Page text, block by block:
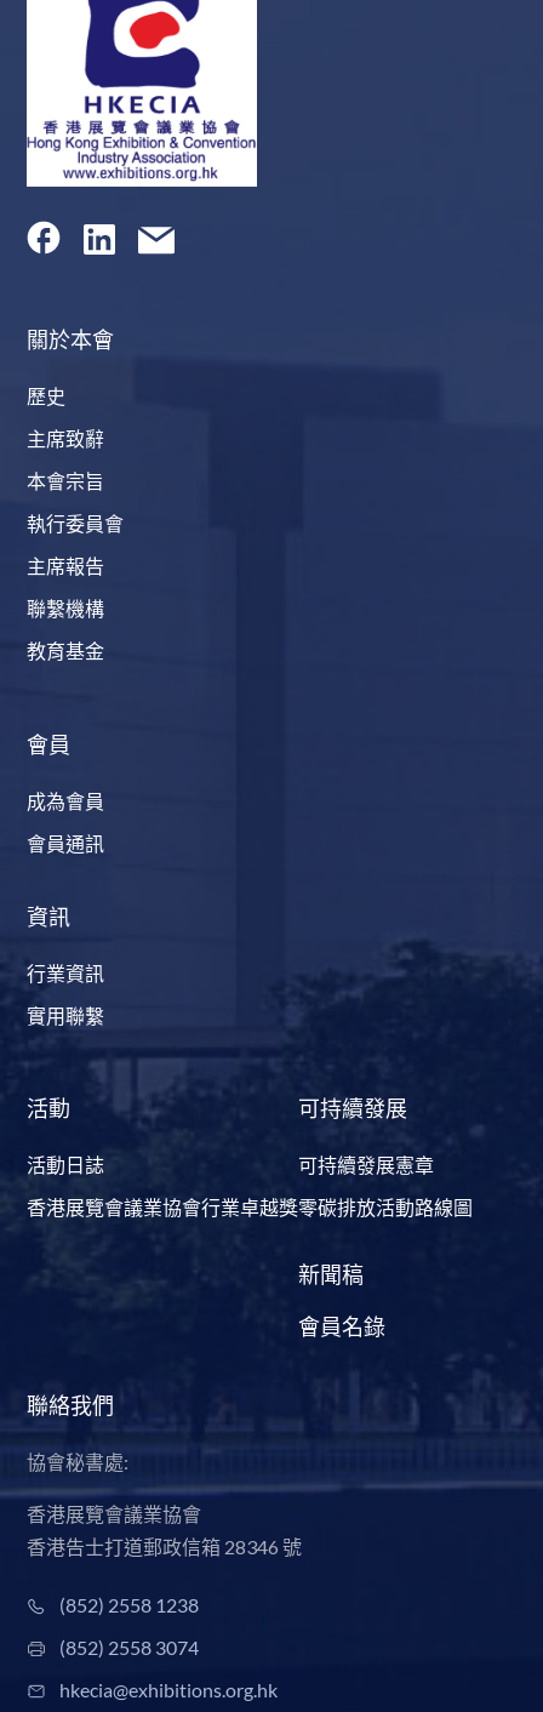
關於本會
歷史
主席致辭
本會宗旨
執行委員會
主席報告
聯繫機構
教育基金
會員
成為會員
會員通訊
資訊
行業資訊
實用聯繫
活動
活動日誌
香港展覽會議業協會行業卓越獎
可持續發展
可持續發展憲章
零碳排放活動路線圖
新聞稿
會員名錄
聯絡我們
協會秘書處:
香港展覽會議業協會
香港告士打道郵政信箱 28346 號
(852) 2558 1238
(852) 2558 3074
hkecia@exhibitions.org.hk